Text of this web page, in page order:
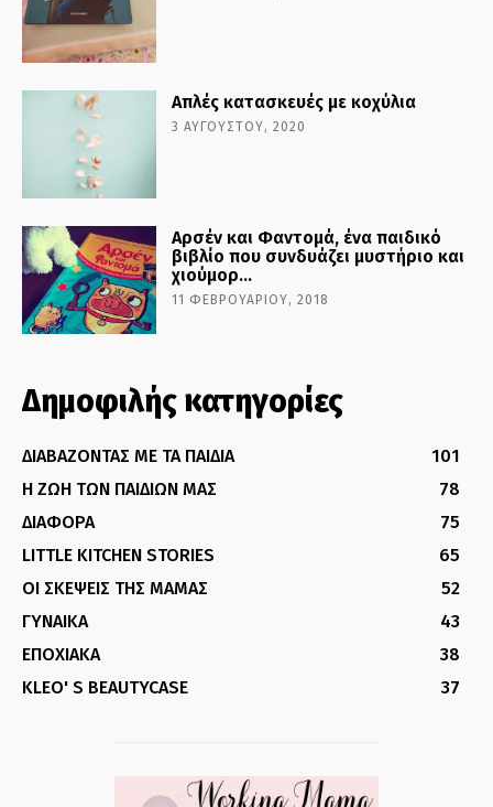
Απλές κατασκευές με κοχύλια
3 ΑΥΓΟΎΣΤΟΥ, 2020
Αρσέν και Φαντομά, ένα παιδικό
βιβλίο που συνδυάζει μυστήριο και
χιούμορ…
11 ΦΕΒΡΟΥΑΡΊΟΥ, 2018
Δημοφιλής κατηγορίες
ΔΙΑΒΑΖΟΝΤΑΣ ΜΕ ΤΑ ΠΑΙΔΙΑ
101
Η ΖΩΗ ΤΩΝ ΠΑΙΔΙΩΝ ΜΑΣ
78
ΔΙΑΦΟΡΑ
75
LITTLE KITCHEN STORIES
65
ΟΙ ΣΚΕΨΕΙΣ ΤΗΣ ΜΑΜΑΣ
52
ΓΥΝΑΙΚΑ
43
ΕΠΟΧΙΑΚΑ
38
KLEO' S BEAUTYCASE
37